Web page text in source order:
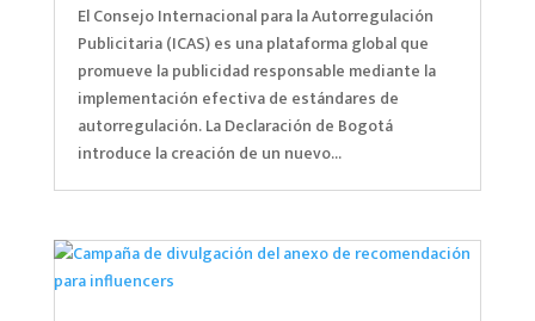
El Consejo Internacional para la Autorregulación
Publicitaria (ICAS) es una plataforma global que
promueve la publicidad responsable mediante la
implementación efectiva de estándares de
autorregulación. La Declaración de Bogotá
introduce la creación de un nuevo...